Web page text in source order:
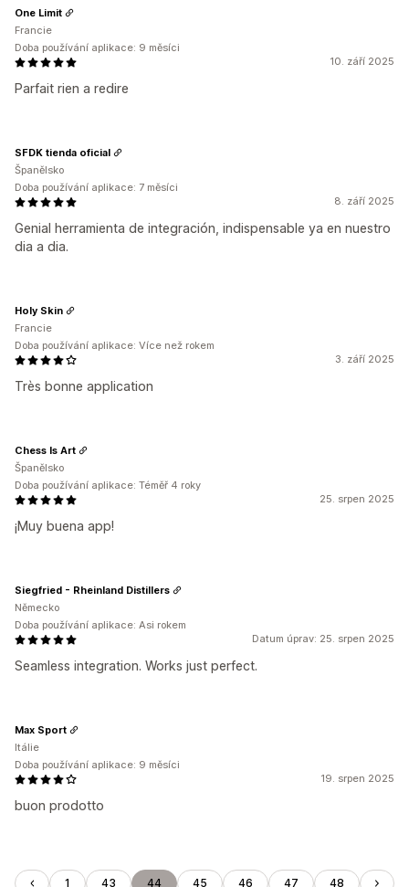
10. září 2025
Parfait rien a redire
One Limit
Francie
Doba používání aplikace: 9 měsíci
8. září 2025
Genial herramienta de integración, indispensable ya en nuestro
dia a dia.
SFDK tienda oficial
Španělsko
Doba používání aplikace: 7 měsíci
3. září 2025
Très bonne application
Holy Skin
Francie
Doba používání aplikace: Více než rokem
25. srpen 2025
¡Muy buena app!
Chess Is Art
Španělsko
Doba používání aplikace: Téměř 4 roky
Datum úprav: 25. srpen 2025
Seamless integration. Works just perfect.
Siegfried - Rheinland Distillers
Německo
Doba používání aplikace: Asi rokem
19. srpen 2025
buon prodotto
Max Sport
Itálie
Doba používání aplikace: 9 měsíci
1 43 44 45 46 47 48